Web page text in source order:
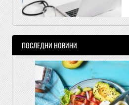
ПОСЛЕДНИ НОВИНИ